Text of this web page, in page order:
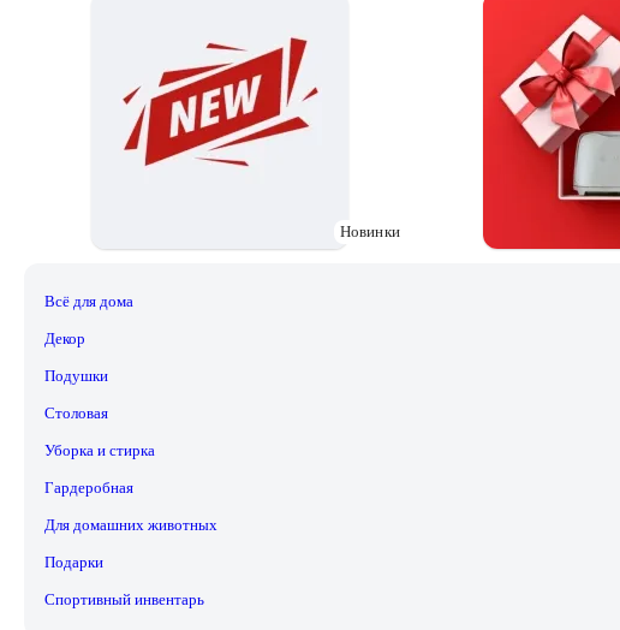
Новинки
Всё для дома
Декор
Подушки
Столовая
Уборка и стирка
Гардеробная
Для домашних животных
Подарки
Спортивный инвентарь